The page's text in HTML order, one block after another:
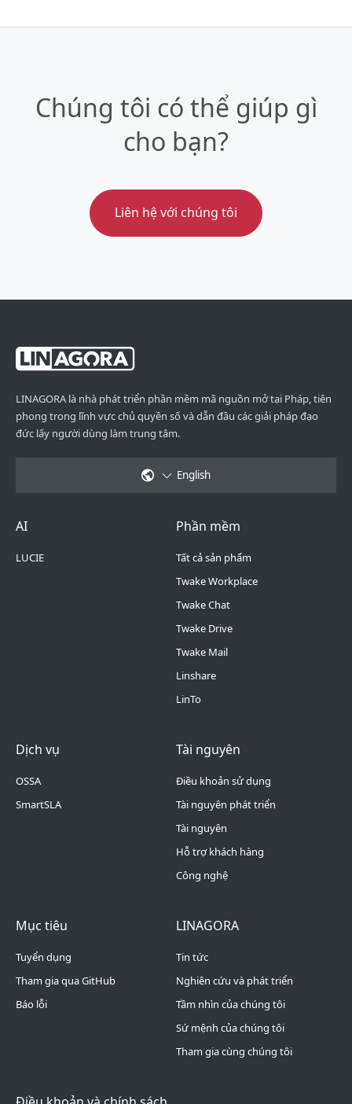
Chúng tôi có thể giúp gì
cho bạn?
Liên hệ với chúng tôi
LINAGORA là nhà phát triển phần mềm mã nguồn mở tại Pháp, tiên
phong trong lĩnh vực chủ quyền số và dẫn đầu các giải pháp đạo
đức lấy người dùng làm trung tâm.
English
Footer Menu 6
AI
LUCIE
Footer Menu 1
Phần mềm
Tất cả sản phẩm
Twake Workplace
Twake Chat
Twake Drive
Twake Mail
Linshare
LinTo
Footer Menu 2
Dịch vụ
OSSA
SmartSLA
Footer Menu 3
Tài nguyên
Điều khoản sử dụng
Tài nguyên phát triển
Tài nguyên
Hỗ trợ khách hàng
Công nghệ
Footer Menu 4
Mục tiêu
Tuyển dụng
Tham gia qua GitHub
Báo lỗi
Footer Menu 5
LINAGORA
Tin tức
Nghiên cứu và phát triển
Tầm nhìn của chúng tôi
Sứ mệnh của chúng tôi
Tham gia cùng chúng tôi